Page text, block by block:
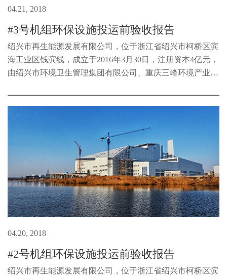
04.21, 2018
#3号机组环保设施投运前验收报告
绍兴市再生能源发展有限公司，位于浙江省绍兴市柯桥区滨
海工业区钱滨线，成立于2016年3月30日，注册资本4亿元，
由绍兴市环境卫生管理集团有限公司、重庆三峰环境产业集
04.20, 2018
#2号机组环保设施投运前验收报告
绍兴市再生能源发展有限公司，位于浙江省绍兴市柯桥区滨